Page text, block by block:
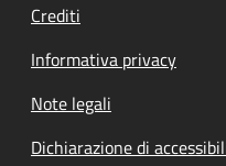
Crediti
Informativa privacy
Note legali
Dichiarazione di